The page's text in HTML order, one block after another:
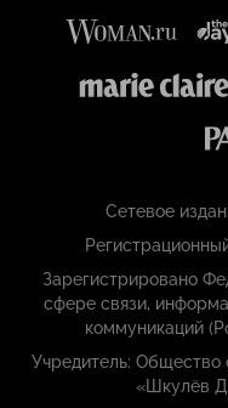
Сетевое
Зарегистрировано
сфере связи,
коммуникаций
Учредитель: Общество
«Шкулёв